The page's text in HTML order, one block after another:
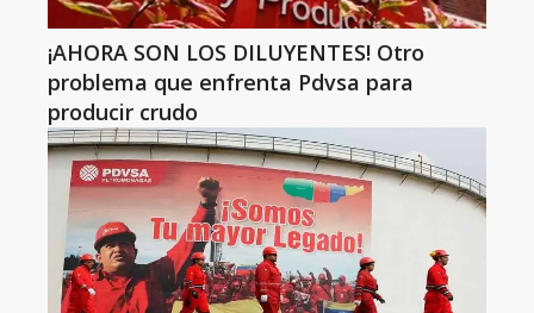
¡AHORA SON LOS DILUYENTES! Otro
problema que enfrenta Pdvsa para
producir crudo